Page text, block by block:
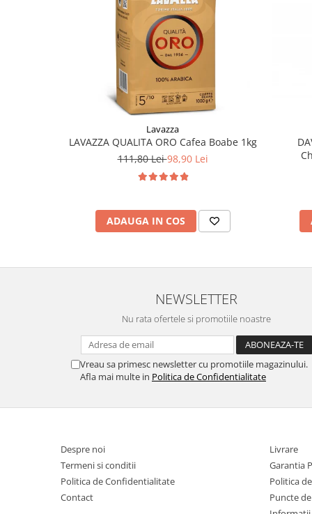
Lavazza
LAVAZZA QUALITA ORO Cafea Boabe 1kg
111,80 Lei98,90 Lei
ADAUGA IN COS
NEWSLETTER
Nu rata ofertele si promotiile noastre
Vreau sa primesc newsletter cu promotiile magazinului.
Afla mai multe in Politica de Confidentialitate
Despre noi
Termeni si conditii
Politica de Confidentialitate
Contact
Livrare
Garantia
Politica
Puncte